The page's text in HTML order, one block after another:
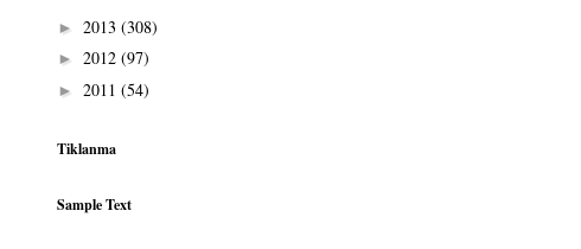
► 2013 (308)
► 2012 (97)
► 2011 (54)
Tiklanma
Sample Text